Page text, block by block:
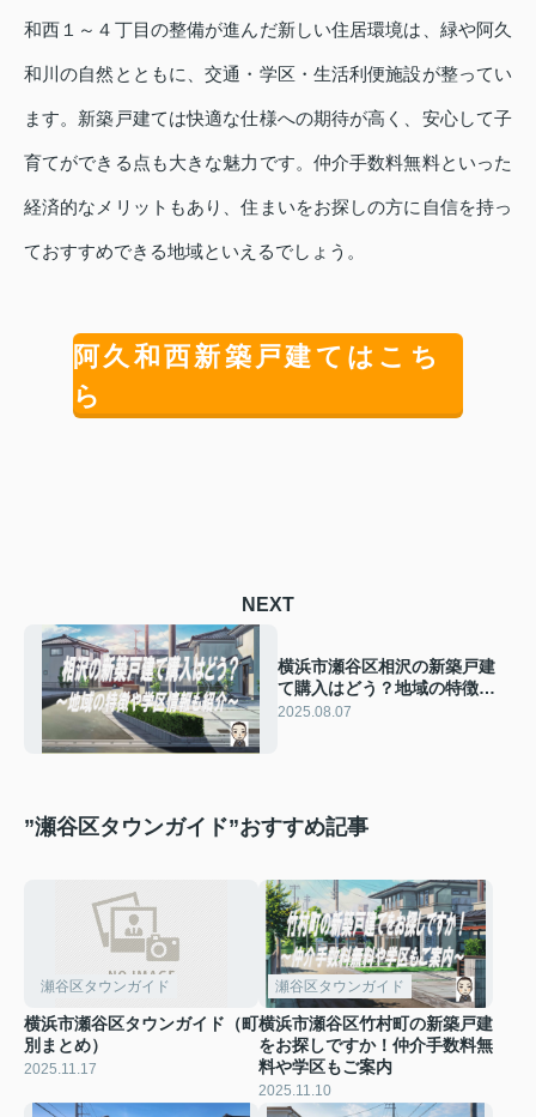
和西１～４丁目の整備が進んだ新しい住居環境は、緑や阿久
和川の自然とともに、交通・学区・生活利便施設が整ってい
ます。新築戸建ては快適な仕様への期待が高く、安心して子
育てができる点も大きな魅力です。仲介手数料無料といった
経済的なメリットもあり、住まいをお探しの方に自信を持っ
ておすすめできる地域といえるでしょう。
阿久和西新築戸建てはこち
ら
NEXT
横浜市瀬谷区相沢の新築戸建
て購入はどう？地域の特徴や
学区情報も紹介
2025.08.07
”瀬谷区タウンガイド”おすすめ記事
瀬谷区タウンガイド
横浜市瀬谷区タウンガイド（町
別まとめ）
2025.11.17
瀬谷区タウンガイド
横浜市瀬谷区竹村町の新築戸建
をお探しですか！仲介手数料無
料や学区もご案内
2025.11.10